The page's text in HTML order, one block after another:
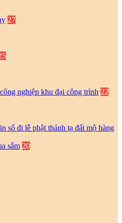
27
nghiệp khu đại công trình 22
số đi lễ phật thánh tạ đất mộ hàng
sắm 20